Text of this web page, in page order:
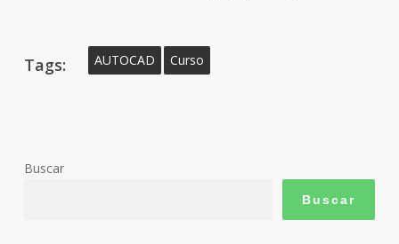
Tags: AUTOCAD Curso
Buscar
Buscar